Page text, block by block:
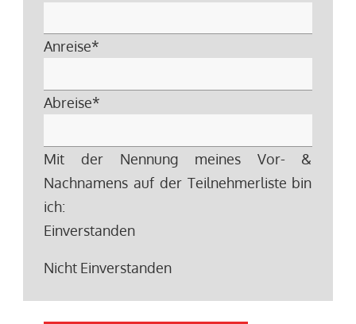
Anreise*
Abreise*
Mit der Nennung meines Vor- &
Nachnamens auf der Teilnehmerliste bin
ich:
Einverstanden
Nicht Einverstanden